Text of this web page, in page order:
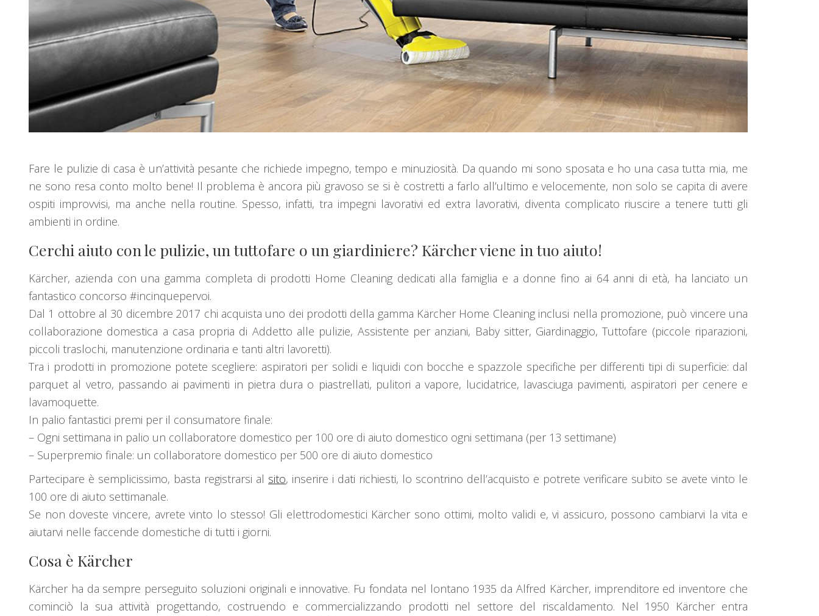
Fare le pulizie di casa è un’attività pesante che richiede impegno, tempo e minuziosità. Da quando mi sono sposata e ho una casa tutta mia, me
ne sono resa conto molto bene! Il problema è ancora più gravoso se si è costretti a farlo all’ultimo e velocemente, non solo se capita di avere
ospiti improvvisi, ma anche nella routine. Spesso, infatti, tra impegni lavorativi ed extra lavorativi, diventa complicato riuscire a tenere tutti gli
ambienti in ordine.
Cerchi aiuto con le pulizie, un tuttofare o un giardiniere? Kärcher viene in tuo aiuto!
Kärcher, azienda con una gamma completa di prodotti Home Cleaning dedicati alla famiglia e a donne fino ai 64 anni di età, ha lanciato un
fantastico concorso #incinquepervoi.
Dal 1 ottobre al 30 dicembre 2017 chi acquista uno dei prodotti della gamma Kärcher Home Cleaning inclusi nella promozione, può vincere una
collaborazione domestica a casa propria di Addetto alle pulizie, Assistente per anziani, Baby sitter, Giardinaggio, Tuttofare (piccole riparazioni,
piccoli traslochi, manutenzione ordinaria e tanti altri lavoretti).
Tra i prodotti in promozione potete scegliere: aspiratori per solidi e liquidi con bocche e spazzole specifiche per differenti tipi di superficie: dal
parquet al vetro, passando ai pavimenti in pietra dura o piastrellati, pulitori a vapore, lucidatrice, lavasciuga pavimenti, aspiratori per cenere e
lavamoquette.
In palio fantastici premi per il consumatore finale:
– Ogni settimana in palio un collaboratore domestico per 100 ore di aiuto domestico ogni settimana (per 13 settimane)
– Superpremio finale: un collaboratore domestico per 500 ore di aiuto domestico
Partecipare è semplicissimo, basta registrarsi al sito, inserire i dati richiesti, lo scontrino dell’acquisto e potrete verificare subito se avete vinto le
100 ore di aiuto settimanale.
Se non doveste vincere, avrete vinto lo stesso! Gli elettrodomestici Kärcher sono ottimi, molto validi e, vi assicuro, possono cambiarvi la vita e
aiutarvi nelle faccende domestiche di tutti i giorni.
Cosa è Kärcher
Kärcher ha da sempre perseguito soluzioni originali e innovative. Fu fondata nel lontano 1935 da Alfred Kärcher, imprenditore ed inventore che
cominciò la sua attività progettando, costruendo e commercializzando prodotti nel settore del riscaldamento. Nel 1950 Kärcher entra